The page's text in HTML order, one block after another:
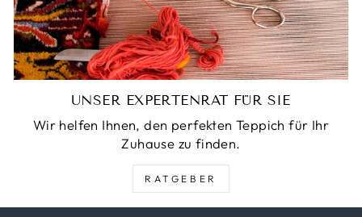
UNSER EXPERTENRAT FÜR SIE
Wir helfen Ihnen, den perfekten Teppich für Ihr
Zuhause zu finden.
RATGEBER